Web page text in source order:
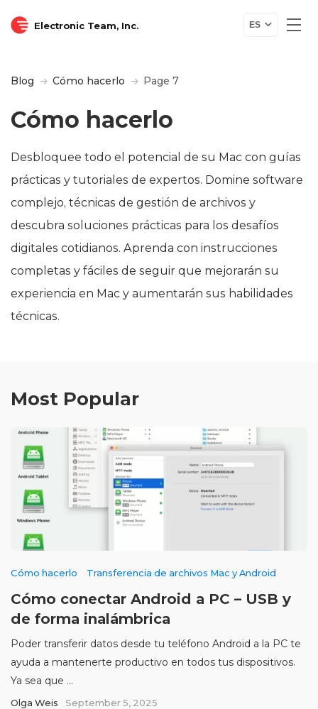
Electronic Team, Inc. ES
Blog Cómo hacerlo Page 7
Cómo hacerlo
Desbloquee todo el potencial de su Mac con guías
prácticas y tutoriales de expertos. Domine software
complejo, técnicas de gestión de archivos y
descubra soluciones prácticas para los desafíos
digitales cotidianos. Aprenda con instrucciones
completas y fáciles de seguir que mejorarán su
experiencia en Mac y aumentarán sus habilidades
técnicas.
Most Popular
Cómo hacerlo Transferencia de archivos Mac y Android
Cómo conectar Android a PC – USB y
de forma inalámbrica
Poder transferir datos desde tu teléfono Android a la PC te
ayuda a mantenerte productivo en todos tus dispositivos.
Ya sea que ...
Olga Weis September 5, 2025